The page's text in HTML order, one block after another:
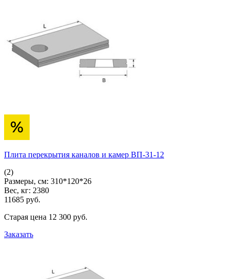
Плита перекрытия каналов и камер ВП-31-12
(2)
Размеры, см: 310*120*26
Вес, кг: 2380
11685 pуб.
Старая цена 12 300 pуб.
Заказать